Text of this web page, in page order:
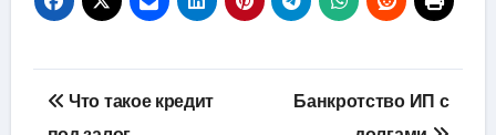
Навигация
Что такое кредит
Банкротство ИП с